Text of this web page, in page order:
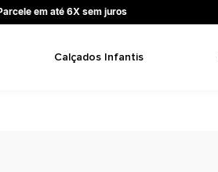
em até 6X sem juros
Calçados Infantis